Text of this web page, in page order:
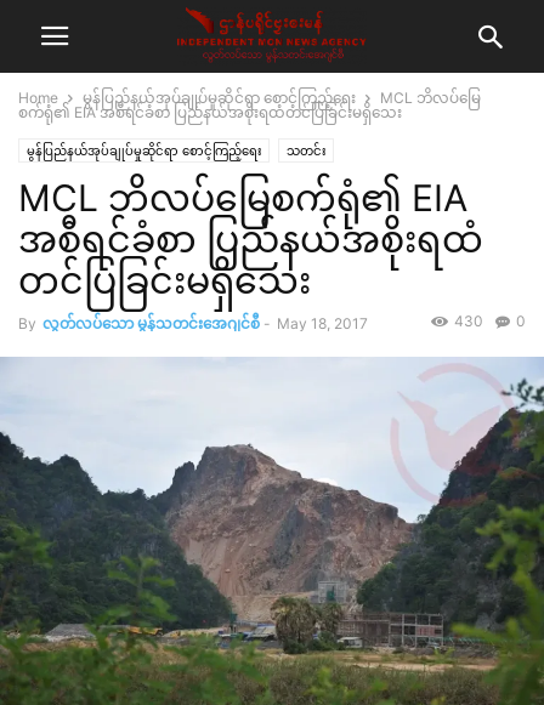
Home မွန်ပြည်နယ်အုပ်ချုပ်မှုဆိုင်ရာ စောင့်ကြည့်ရေး
MCL ဘိလပ်မြေ
စက်ရုံ၏ EIA အစီရင်ခံစာ ပြည်နယ်အစိုးရထံတင်ပြခြင်းမရှိသေး
မွန်ပြည်နယ်အုပ်ချုပ်မှုဆိုင်ရာ စောင့်ကြည့်ရေး သတင်း
MCL ဘိလပ်မြေစက်ရုံ၏ EIA
အစီရင်ခံစာ ပြည်နယ်အစိုးရထံ
တင်ပြခြင်းမရှိသေး
By လွတ်လပ်သော မွန်သတင်းအေဂျင်စီ - May 18, 2017 0
430